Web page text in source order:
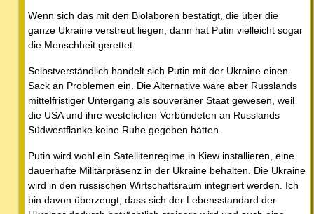
Wenn sich das mit den Biolaboren bestätigt, die über die
ganze Ukraine verstreut liegen, dann hat Putin vielleicht sogar
die Menschheit gerettet.
Selbstverständlich handelt sich Putin mit der Ukraine einen
Sack an Problemen ein. Die Alternative wäre aber Russlands
mittelfristiger Untergang als souveräner Staat gewesen, weil
die USA und ihre westelichen Verbündeten an Russlands
Südwestflanke keine Ruhe gegeben hätten.
Putin wird wohl ein Satellitenregime in Kiew installieren, eine
dauerhafte Militärpräsenz in der Ukraine behalten. Die Ukraine
wird in den russischen Wirtschaftsraum integriert werden. Ich
bin davon überzeugt, dass sich der Lebensstandard der